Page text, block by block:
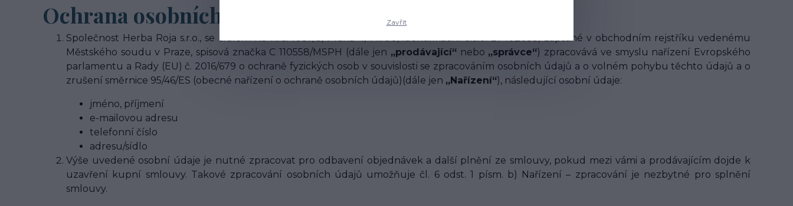
Ochrana osobních údajů e-shopu Herba·Roja
Společnost Herba Roja s.r.o., se sídlem Ke Krči 1037/3, Praha 4, 14700, identifikační číslo: 27402053, zapsané v obchodním rejstříku vedenému
Městského soudu v Praze, spisová značka C 110558/MSPH (dále jen „prodávající“ nebo „správce“) zpracovává ve smyslu nařízení Evropského
parlamentu a Rady (EU) č. 2016/679 o ochraně fyzických osob v souvislosti se zpracováním osobních údajů a o volném pohybu těchto údajů a o
zrušení směrnice 95/46/ES (obecné nařízení o ochraně osobních údajů)(dále jen „Nařízení“), následující osobní údaje:
jméno, příjmení
e-mailovou adresu
telefonní číslo
adresu/sídlo
Výše uvedené osobní údaje je nutné zpracovat pro odbavení objednávek a další plnění ze smlouvy, pokud mezi vámi a prodávajícím dojde k
uzavření kupní smlouvy. Takové zpracování osobních údajů umožňuje čl. 6 odst. 1 písm. b) Nařízení – zpracování je nezbytné pro splnění
smlouvy.
Zavřít